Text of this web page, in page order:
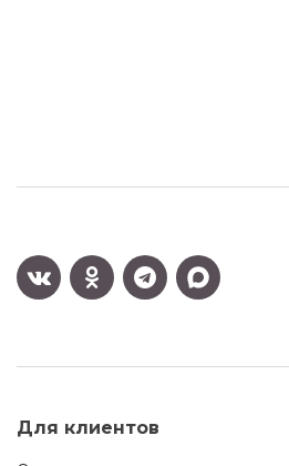
Для клиентов